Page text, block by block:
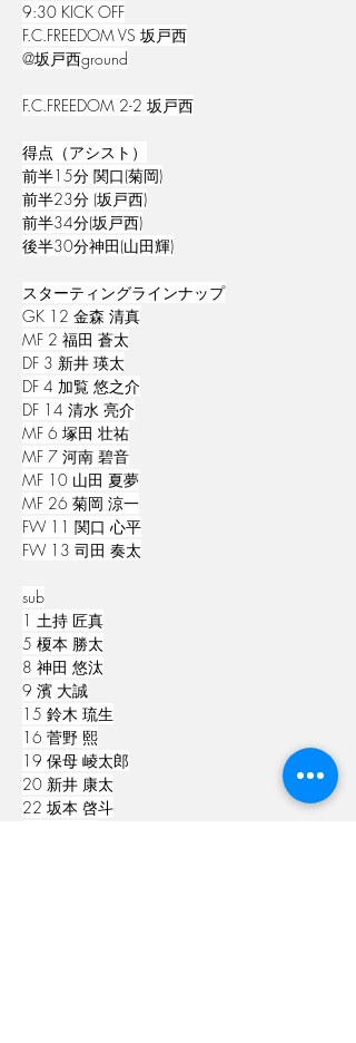
9:30 KICK OFF
F.C.FREEDOM VS 坂戸西
@坂戸西ground
F.C.FREEDOM 2-2 坂戸西
得点（アシスト）
前半15分 関口(菊岡)
前半23分 (坂戸西)
前半34分(坂戸西)
後半30分神田(山田輝)
スターティングラインナップ
GK 12 金森 清真
MF 2 福田 蒼太
DF 3 新井 瑛太
DF 4 加覧 悠之介
DF 14 清水 亮介
MF 6 塚田 壮祐
MF 7 河南 碧音
MF 10 山田 夏夢
MF 26 菊岡 涼一
FW 11 関口 心平
FW 13 司田 奏太
sub
1 土持 匠真
5 榎本 勝太
8 神田 悠汰
9 濱 大誠
15 鈴木 琉生
16 菅野 熙
19 保母 崚太郎
20 新井 康太
22 坂本 啓斗